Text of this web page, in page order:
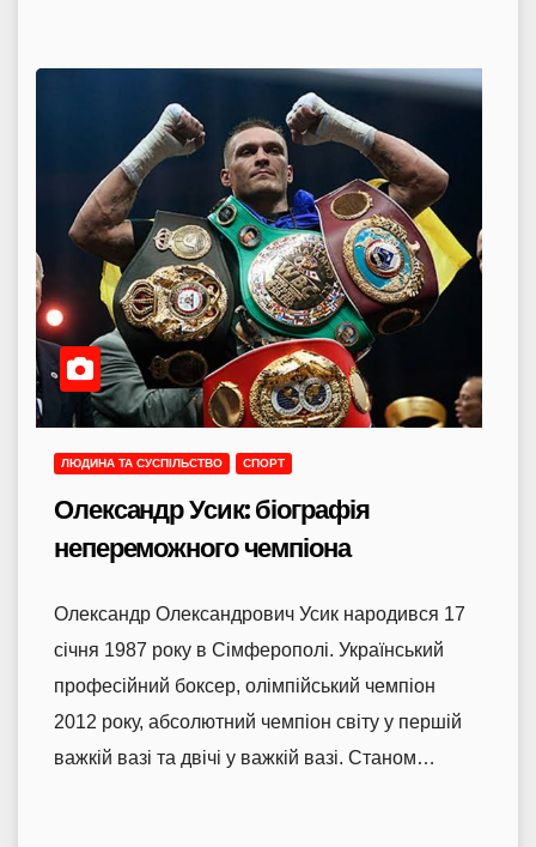
ЛЮДИНА ТА СУСПІЛЬСТВО СПОРТ
Олександр Усик: біографія
непереможного чемпіона
Олександр Олександрович Усик народився 17
січня 1987 року в Сімферополі. Український
професійний боксер, олімпійський чемпіон
2012 року, абсолютний чемпіон світу у першій
важкій вазі та двічі у важкій вазі. Станом…